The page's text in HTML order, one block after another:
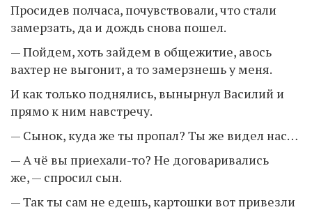
Просидев полчаса, почувствовали, что стали
замерзать, да и дождь снова пошел.
— Пойдем, хоть зайдем в общежитие, авось
вахтер не выгонит, а то замерзнешь у меня.
И как только поднялись, вынырнул Василий и
прямо к ним навстречу.
— Сынок, куда же ты пропал? Ты же видел нас…
— А чё вы приехали-то? Не договаривались
же, — спросил сын.
— Так ты сам не едешь, картошки вот привезли